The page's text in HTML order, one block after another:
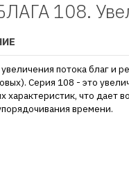
108.
потока благ и
Серия 108 - это
характеристик, что дает
времени.